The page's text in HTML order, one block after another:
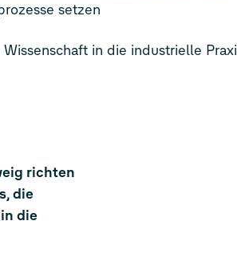
setzen
in die industrielle
richten
die
die